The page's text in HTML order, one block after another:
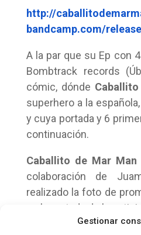
Gestionar
http://
bandcamp.com/
A la par que su Ep con
Bombtrack records
cómic, dónde
superhero a la
y cuya portada y 6
continuación.
Caballito de Mar Man
colaboración de
realizado la foto de
en la portada de la noticia.